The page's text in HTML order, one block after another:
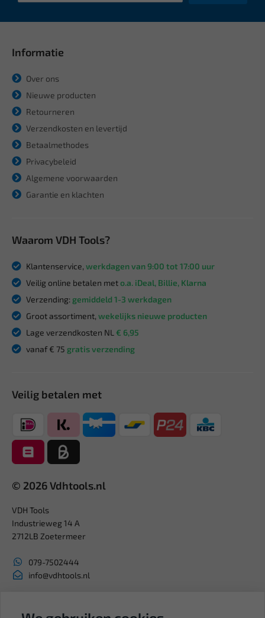
Informatie
Over ons
Nieuwe producten
Retourneren
Verzendkosten en levertijd
Betaalmethodes
Privacybeleid
Algemene voorwaarden
Garantie en klachten
Waarom VDH Tools?
Klantenservice, werkdagen van 9:00 tot 17:00 uur
Veilig online betalen meto.a. iDeal, Billie, Klarna
Verzending: gemiddeld 1-3 werkdagen
Groot assortiment, wekelijks nieuwe producten
Lage verzendkosten NL € 6,95
vanaf € 75 gratis verzending
Veilig betalen met
© 2026 Vdhtools.nl
VDH Tools
Industrieweg 14 A
2712LB Zoetermeer
079-7502444
info@vdhtools.nl
BTW: NL819958657B01